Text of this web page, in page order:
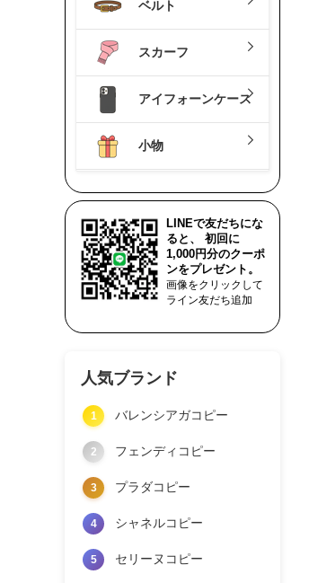
ベルト
スカーフ
アイフォーンケース
小物
LINEで友だちにな
ると、 初回に
1,000円分のクーポ
ンをプレゼント。
画像をクリックして
ライン友だち追加
人気ブランド
1 バレンシアガコピー
2 フェンディコピー
3 プラダコピー
4 シャネルコピー
5 セリーヌコピー